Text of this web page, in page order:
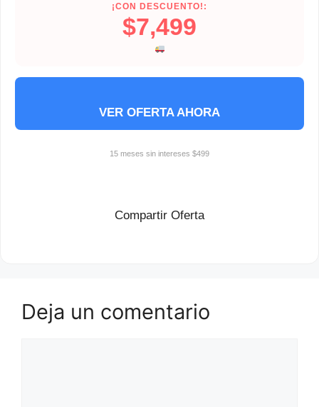
¡CON DESCUENTO!:
$7,499
VER OFERTA AHORA
15 meses sin intereses $499
Compartir Oferta
Deja un comentario